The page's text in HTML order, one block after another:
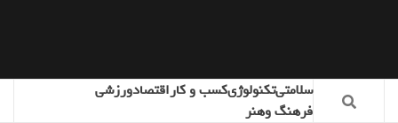
سلامتیتکنولوژیکسب و کاراقتصادورزشی
فرهنگ وهنر